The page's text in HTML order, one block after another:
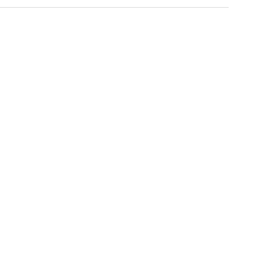
est à la pointe des stratégies numériques
accroître l'engagement des clients et propulser